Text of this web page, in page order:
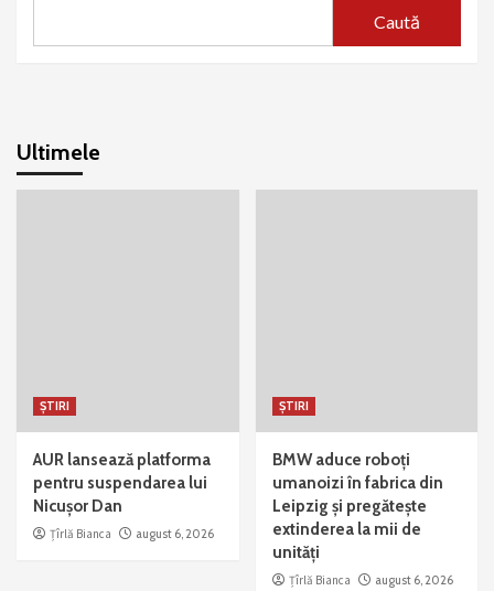
Caută
Ultimele
ȘTIRI
AUR lansează platforma
pentru suspendarea lui
Nicușor Dan
Țîrlă Bianca august 6, 2026
ȘTIRI
BMW aduce roboți
umanoizi în fabrica din
Leipzig și pregătește
extinderea la mii de
unități
Țîrlă Bianca august 6, 2026